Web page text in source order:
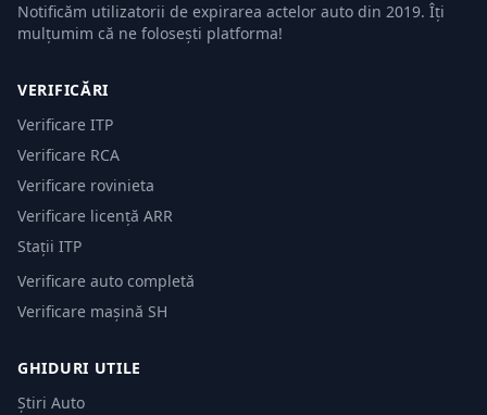
Notificăm utilizatorii de expirarea actelor auto din 2019. Îți
mulțumim că ne folosești platforma!
VERIFICĂRI
Verificare ITP
Verificare RCA
Verificare rovinieta
Verificare licență ARR
Stații ITP
Verificare auto completă
Verificare mașină SH
GHIDURI UTILE
Știri Auto